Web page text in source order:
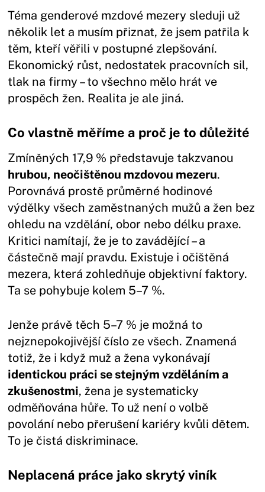
Téma genderové mzdové mezery sleduji už
několik let a musím přiznat, že jsem patřila k
těm, kteří věřili v postupné zlepšování.
Ekonomický růst, nedostatek pracovních sil,
tlak na firmy – to všechno mělo hrát ve
prospěch žen. Realita je ale jiná.
Co vlastně měříme a proč je to důležité
Zmíněných 17,9 % představuje takzvanou
hrubou, neočištěnou mzdovou mezeru.
Porovnává prostě průměrné hodinové
výdělky všech zaměstnaných mužů a žen bez
ohledu na vzdělání, obor nebo délku praxe.
Kritici namítají, že je to zavádějící – a
částečně mají pravdu. Existuje i očištěná
mezera, která zohledňuje objektivní faktory.
Ta se pohybuje kolem 5–7 %.
Jenže právě těch 5–7 % je možná to
nejznepokojivější číslo ze všech. Znamená
totiž, že i když muž a žena vykonávají
identickou práci se stejným vzděláním a
zkušenostmi, žena je systematicky
odměňována hůře. To už není o volbě
povolání nebo přerušení kariéry kvůli dětem.
To je čistá diskriminace.
Neplacená práce jako skrytý viník